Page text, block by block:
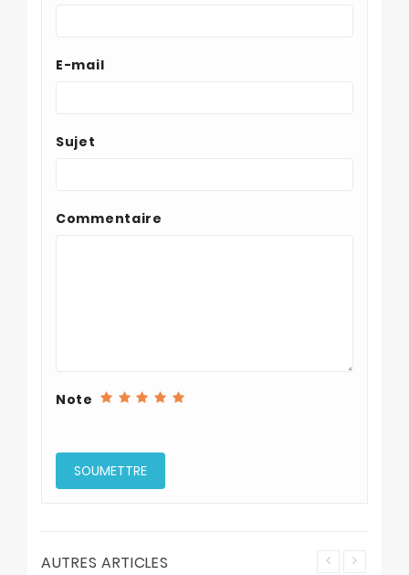
E-mail
Sujet
Commentaire
Note
AUTRES ARTICLES